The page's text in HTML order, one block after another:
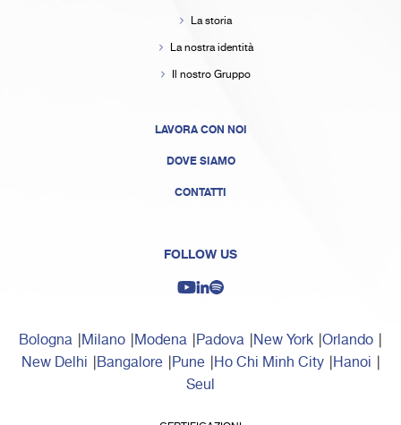
La storia
La nostra identità
Il nostro Gruppo
LAVORA CON NOI
DOVE SIAMO
CONTATTI
FOLLOW US
Bologna Milano Modena Padova New York Orlando
New Delhi Bangalore Pune Ho Chi Minh City Hanoi
Seul